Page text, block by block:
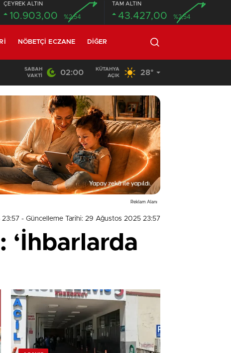
ÇEYREK ALTIN
10.903,00 %2,54
TAM ALTIN
43.427,00 %2,54
NÖBETÇI ECZANE DIĞER
02:03 /
SABAH
VAKTI
02:00
KÜTAHYA
AÇIK
28°
Reklam Alanı
23:57 - Güncelleme Tarihi: 29 Ağustos 2025 23:57
‘İhbarlarda